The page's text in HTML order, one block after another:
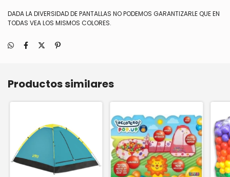
DADA LA DIVERSIDAD DE PANTALLAS NO PODEMOS GARANTIZARLE QUE EN
TODAS VEA LOS MISMOS COLORES.
Productos similares